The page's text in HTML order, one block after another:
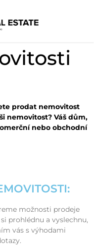
prodat nemovitost
nemovitost? Váš dům,
nebo obchodní
možnosti prodeje
prohlédnu a vyslechnu,
vás s výhodami